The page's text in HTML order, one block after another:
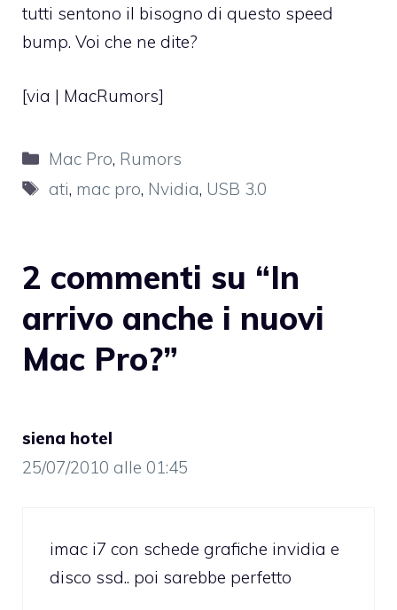
tutti sentono il bisogno di questo speed
bump. Voi che ne dite?
[via | MacRumors]
Categorie
Mac Pro, Rumors
Tag
ati, mac pro, Nvidia, USB 3.0
2 commenti su “In
arrivo anche i nuovi
Mac Pro?”
siena hotel
25/07/2010 alle 01:45
imac i7 con schede grafiche invidia e
disco ssd.. poi sarebbe perfetto